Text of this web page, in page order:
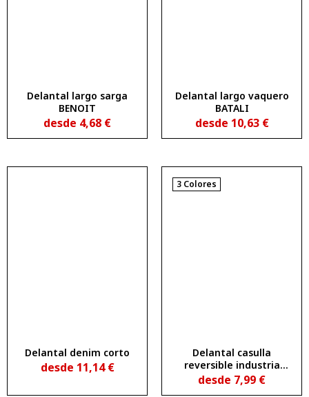
Delantal largo sarga
BENOIT
desde 4,68 €
Delantal largo vaquero
BATALI
desde 10,63 €
Delantal denim corto
desde 11,14€
3 Colores
Delantal casulla
reversible industria
alimentaria
desde 7,99 €